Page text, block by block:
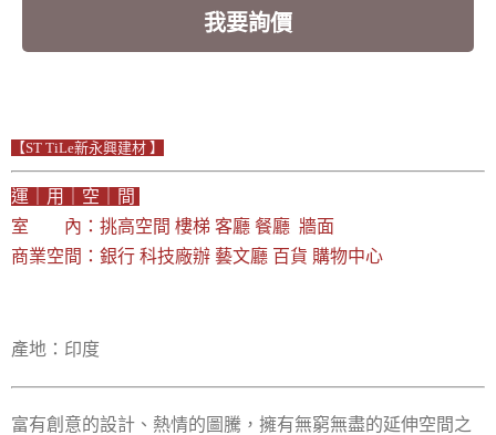
我要詢價
【ST TiLe新永興建材 】
運｜用｜空｜間
室 內：挑高空間 樓梯 客廳 餐廳 牆面
商業空間：銀行 科技廠辦 藝文廳 百貨 購物中心
產地：印度
富有創意的設計、熱情的圖騰，擁有無窮無盡的延伸空間之